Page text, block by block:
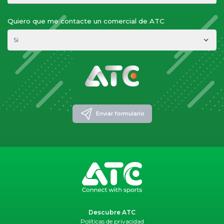
A través de Google
Beelup
Referido de un club: ¿Cuál?
Por un proveedor: ¿Cuál?
Otro: ¿Cuál?
Quiero que me contacte un comercial de ATC
Si
No
Enviar formulario
Descubre ATC
Políticas de privacidad